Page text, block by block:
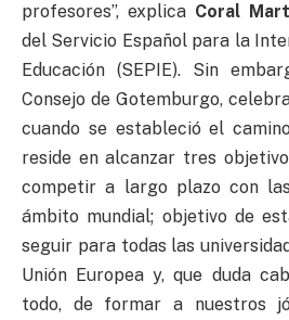
profesores”, explica Coral
del Servicio Español para la
Educación (SEPIE). Sin
Consejo de Gotemburgo,
cuando se estableció el
reside en alcanzar tres
competir a largo plazo con
ámbito mundial; objetivo de
seguir para todas las
Unión Europea y, que duda
todo, de formar a nuestros